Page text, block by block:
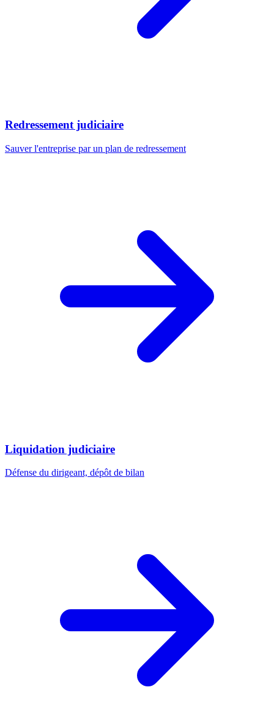
Redressement judiciaire
Sauver l'entreprise par un plan de redressement
Liquidation judiciaire
Défense du dirigeant, dépôt de bilan